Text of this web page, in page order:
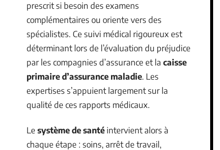
prescrit si besoin des examens
complémentaires ou oriente vers des
spécialistes. Ce suivi médical rigoureux est
déterminant lors de l’évaluation du préjudice
par les compagnies d’assurance et la caisse
primaire d’assurance maladie. Les
expertises s’appuient largement sur la
qualité de ces rapports médicaux.
Le système de santé intervient alors à
chaque étape : soins, arrêt de travail,